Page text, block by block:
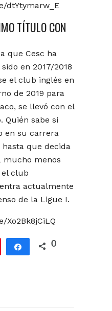
dtYtymarw_E
TÍTULO CON
que Cesc ha
en 2017/2018
el club inglés en
de 2019 para
se llevó con el
Quién sabe si
en su carrera
hasta que decida
mucho menos
club
actualmente
de la Ligue I.
Xo2Bk8jCiLQ
Compartir
0